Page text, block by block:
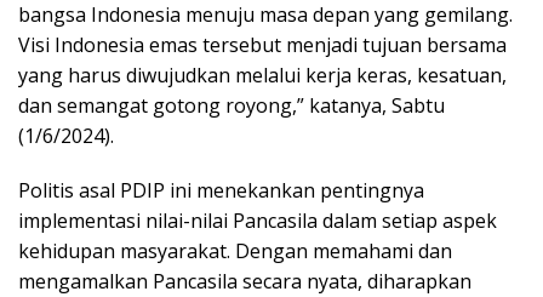
bangsa Indonesia menuju masa depan yang gemilang.
Visi Indonesia emas tersebut menjadi tujuan bersama
yang harus diwujudkan melalui kerja keras, kesatuan,
dan semangat gotong royong,” katanya, Sabtu
(1/6/2024).
Politis asal PDIP ini menekankan pentingnya
implementasi nilai-nilai Pancasila dalam setiap aspek
kehidupan masyarakat. Dengan memahami dan
mengamalkan Pancasila secara nyata, diharapkan